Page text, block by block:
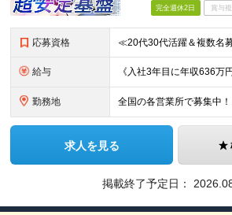
完全週休2日 賞与複
応募資格
給与
勤務地
求人を見る
掲載終了予定日：